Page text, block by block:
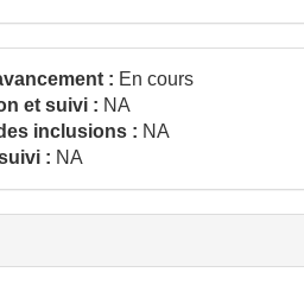
: En cours
et suivi : NA
inclusions : NA
: NA